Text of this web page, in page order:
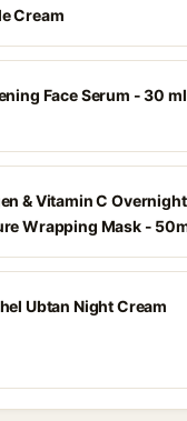
Cream
Face Serum - 30
& Vitamin C Overnight
Wrapping Mask -
Ubtan Night Cream